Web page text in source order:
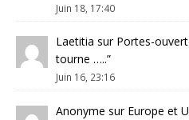
Juin 18, 17:40
Laetitia sur Portes-
tourne …..”
Juin 16, 23:16
Anonyme sur Europe et